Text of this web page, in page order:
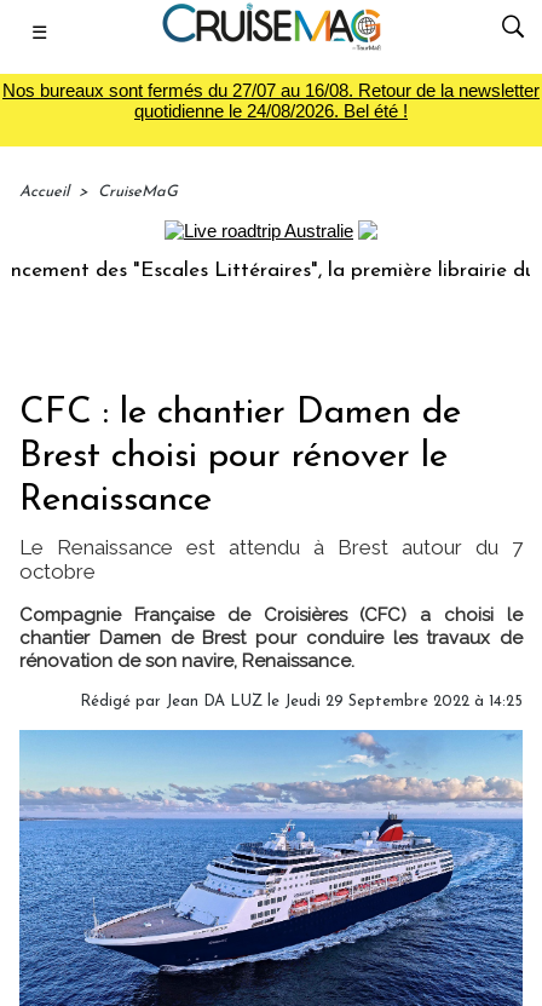
☰
Nos bureaux sont fermés du 27/07 au 16/08. Retour de la newsletter
quotidienne le 24/08/2026. Bel été !
Accueil > CruiseMaG
des "Escales Littéraires", la première librairie du
CFC : le chantier Damen de
Brest choisi pour rénover le
Renaissance
Le Renaissance est attendu à Brest autour du 7
octobre
Compagnie Française de Croisières (CFC) a choisi le
chantier Damen de Brest pour conduire les travaux de
rénovation de son navire, Renaissance.
Rédigé par Jean DA LUZ le Jeudi 29 Septembre 2022 à 14:25